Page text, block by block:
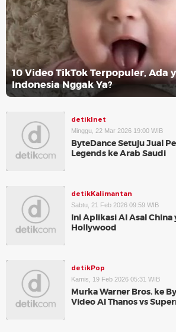
10 Video TikTok Terpopuler, Ada
Indonesia Nggak Ya?
detikInet
Minggu, 22 Mar 2026 19:00 WIB
ByteDance Setuju Jual
Legends ke Arab Saudi
detikKalimantan
Sabtu, 21 Feb 2026 09:59 WIB
Ini Aplikasi AI Asal China
Hollywood
detikPop
Kamis, 19 Feb 2026 05:31 WIB
Murka Warner Bros. ke
Video AI Thanos vs